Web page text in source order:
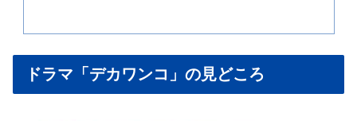
ドラマ「デカワンコ」の見どころ